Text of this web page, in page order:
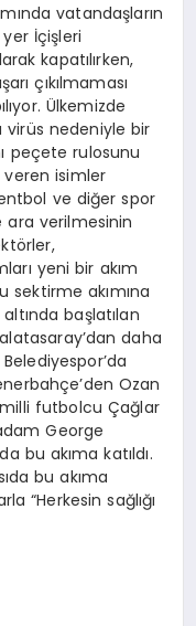
vatandaşların
İçişleri
kapatılırken,
çıkılmaması
Ülkemizde
virüs nedeniyle bir
peçete rulosunu
veren isimler
ve diğer spor
ara verilmesinin
yeni bir akım
akımına
başlatılan
daha
Ozan
futbolcu Çağlar
George
bu akıma katıldı.
bu akıma
“Herkesin sağlığı